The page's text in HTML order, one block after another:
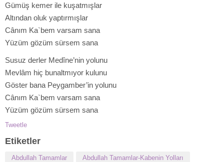
Gümüş kemer ile kuşatmışlar
Altından oluk yaptırmışlar
Cânım Ka`bem varsam sana
Yüzüm gözüm sürsem sana
Susuz derler Medîne’nin yolunu
Mevlâm hiç bunaltmıyor kulunu
Göster bana Peygamber’in yolunu
Cânım Ka`bem varsam sana
Yüzüm gözüm sürsem sana
Tweetle
Etiketler
Abdullah Tamamlar Abdullah Tamamlar-Kabenin Yolları